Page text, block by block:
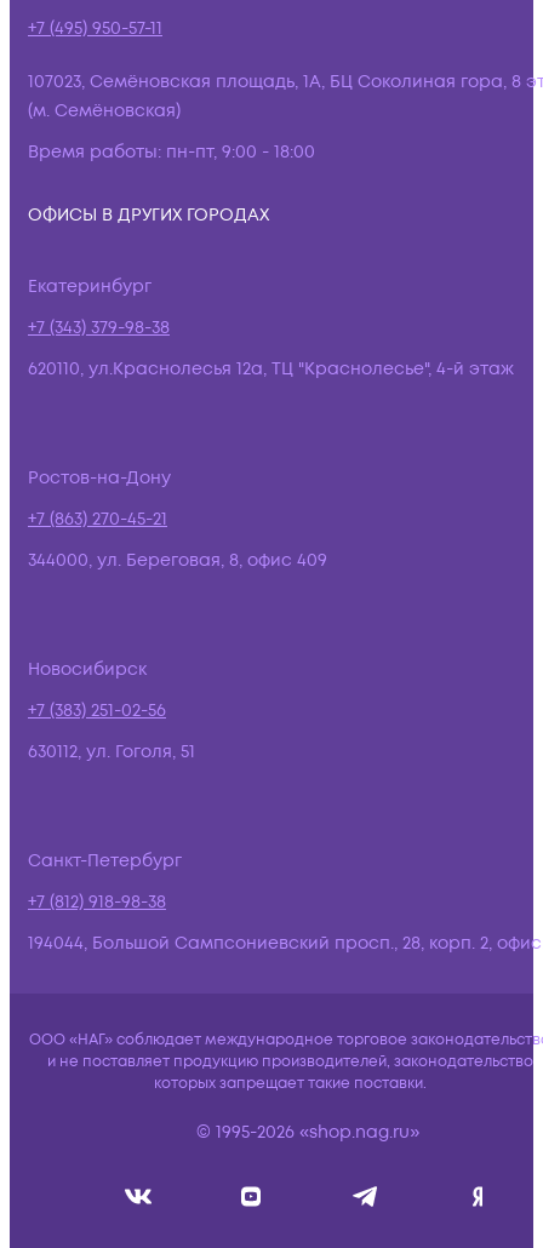
+7 (495) 950-57-11
107023, Семёновская площадь, 1А, БЦ Соколиная гора, 8
(м. Семёновская)
Время работы: пн-пт, 9:00 - 18:00
ОФИСЫ В ДРУГИХ ГОРОДАХ
Екатеринбург
+7 (343) 379-98-38
620110, ул.Краснолесья 12а, ТЦ "Краснолесье", 4-й этаж
Ростов-на-Дону
+7 (863) 270-45-21
344000, ул. Береговая, 8, офис 409
Новосибирск
+7 (383) 251-02-56
630112, ул. Гоголя, 51
Санкт-Петербург
+7 (812) 918-98-38
194044, Большой Сампсониевский просп., 28, корп. 2,
ООО «НАГ» соблюдает международное торговое
и не поставляет продукцию производителей, законодательство
которых запрещает такие поставки.
© 1995-2026 «shop.nag.ru»